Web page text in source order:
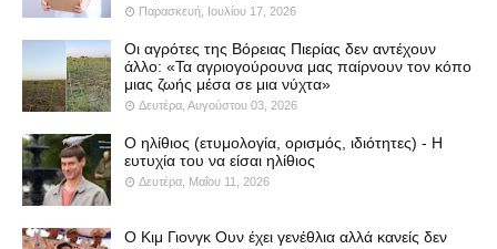
Παρασκευή, Ιουλίου 17, 2026
Οι αγρότες της Βόρειας Πιερίας δεν αντέχουν
άλλο: «Τα αγριογούρουνα μας παίρνουν τον κόπο
μιας ζωής μέσα σε μια νύχτα»
Δευτέρα, Αυγούστου 03, 2026
Ο ηλίθιος (ετυμολογία, ορισμός, ιδιότητες) - Η
ευτυχία του να είσαι ηλίθιος
Δευτέρα, Μαΐου 11, 2026
Ο Κιμ Γιονγκ Ουν έχει γενέθλια αλλά κανείς δεν